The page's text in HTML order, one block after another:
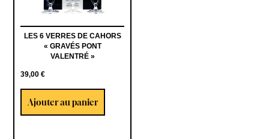
LES 6 VERRES DE CAHORS
« GRAVÉS PONT
VALENTRÉ »
39,00€
Ajouter au panier